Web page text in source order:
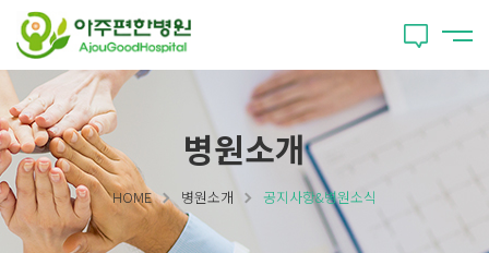
병원소개
HOME 병원소개 공지사항&병원소식